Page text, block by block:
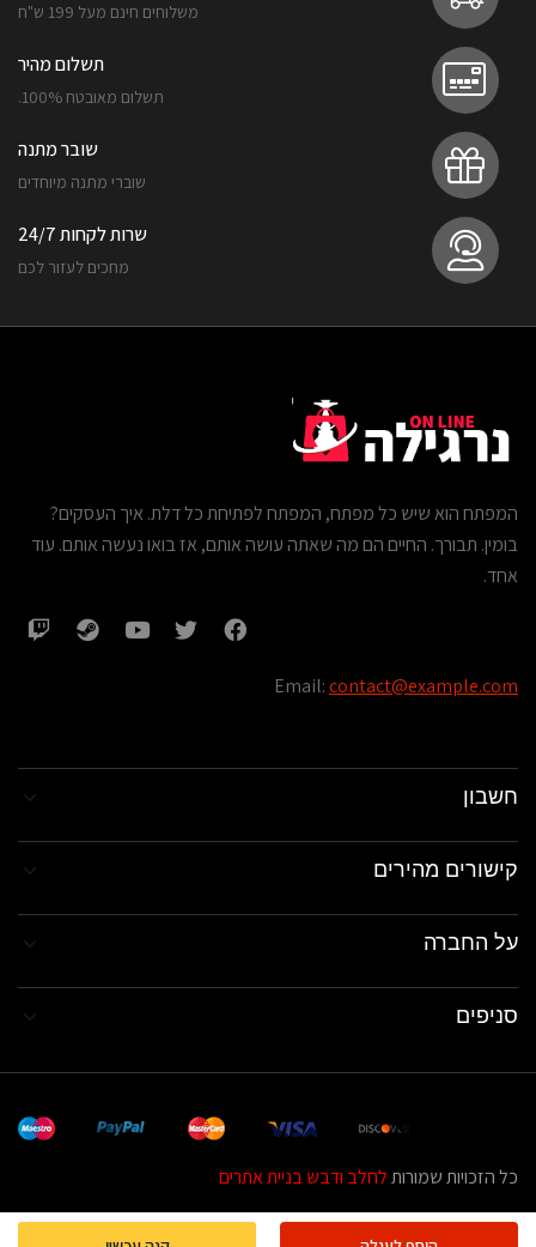
משלוחים חינם מעל 199 ש"ח
תשלום מהיר
תשלום מאובטח 100%.
שובר מתנה
שוברי מתנה מיוחדים
שרות לקחות 24/7
מחכים לעזור לכם
המפתח הוא שיש כל מפתח, המפתח לפתיחת כל דלת. איך העסקים?
בומין. תבורך. החיים הם מה שאתה עושה אותם, אז בואו נעשה אותם. עוד
אחד.
Email:contact@example.com
חשבון
קישורים מהירים
על החברה
סניפים
כל הזכויות שמורותלחלב ודבש בניית אתרים